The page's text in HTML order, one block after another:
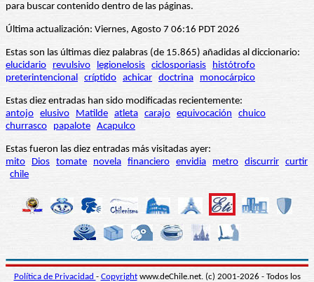
para buscar contenido dentro de las páginas.
Última actualización: Viernes, Agosto 7 06:16 PDT 2026
Estas son las últimas diez palabras (de 15.865) añadidas al diccionario:
elucidario
revulsivo legionelosis ciclosporiasis
histótrofo
preterintencional
críptido achicar doctrina monocárpico
Estas diez entradas han sido modificadas recientemente:
antojo elusivo Matilde atleta carajo equivocación
chuico
churrasco
papalote Acapulco
Estas fueron las diez entradas más visitadas ayer:
mito
Dios tomate novela financiero envidia metro discurrir curtir
chile
Política de Privacidad - Copyrightwww.deChile.net. (c) 2001-2026 - Todos los